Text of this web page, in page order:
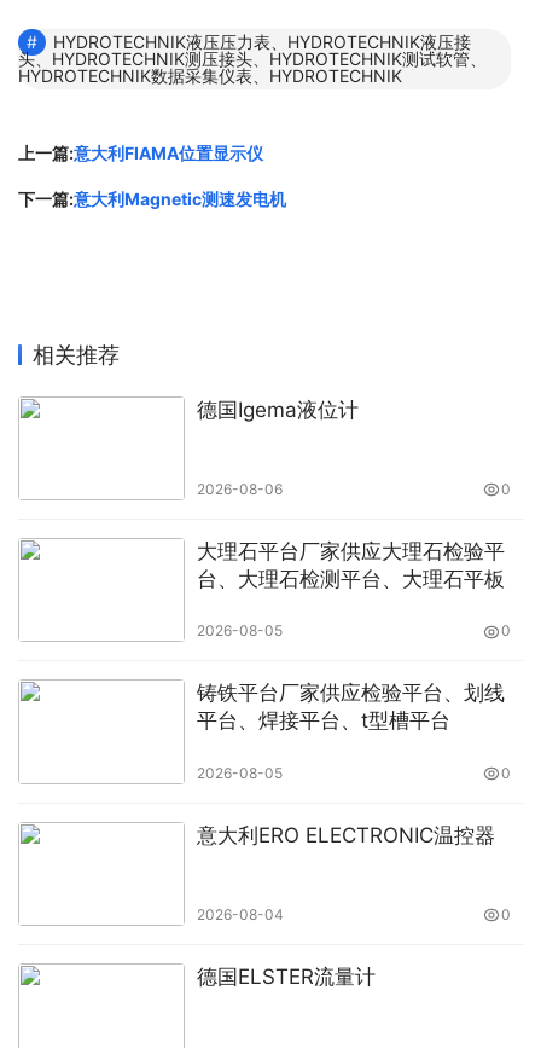
10Kpa带电气插头、
HYDROTECHNIK压力传感器011502172 PR130，-100-
100Kpa带电气插头、
带电气插头、
HYDROTECHNIK液体流量计011508016 QT200 0-
HYDROTECHNIK数据采集仪表5060C-PPTQ-10-10-72、
HYDROTECHNIK液压压力表2020 P/P-200-200、
http://www.booku.cn/news/670.html
，转载
以上就是关于
HYDROTECHNIK液压压力表全部的内容，
关注我们，带您了解更多相关内容。
HYDROTECHNIK液压压力表、HYDROTECHNIK液压接
头、HYDROTECHNIK测压接头、HYDROTECHNIK测试软管、
HYDROTECHNIK数据采集仪表、HYDROTECHNIK
上一篇:意大利FIAMA位置显示仪
下一篇:意大利Magnetic测速发电机
相关推荐
德国Igema液位计
2026-08-06 0
大理石平台厂家供应大理石检验平
台、大理石检测平台、大理石平板
2026-08-05 0
铸铁平台厂家供应检验平台、划线
平台、焊接平台、t型槽平台
2026-08-05 0
意大利ERO ELECTRONIC温控器
2026-08-04 0
德国ELSTER流量计